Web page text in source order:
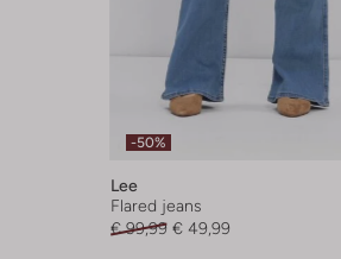
-50%
Lee
Flared jeans
€ 99,99 € 49,99